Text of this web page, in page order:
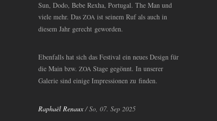
Sun, Dodo, Bebe Rexha, Portugal. The Man und
viele mehr. Das ZOA ist seinem Ruf als auch in
diesem Jahr gerecht geworden.
Ebenfalls hat sich das Festival ein neues Design für
die Main bzw. ZOA Stage gegönnt. In unserer
Galerie sind einige Impressionen zu finden.
Raphaël Renaux/ So, 07. Sep 2025